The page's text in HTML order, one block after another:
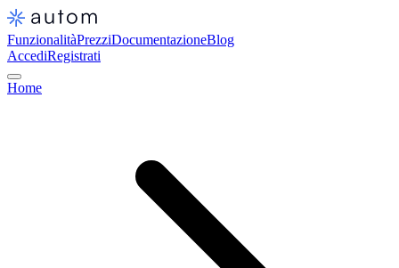
FunzionalitàPrezziDocumentazioneBlog
AccediRegistrati
Home